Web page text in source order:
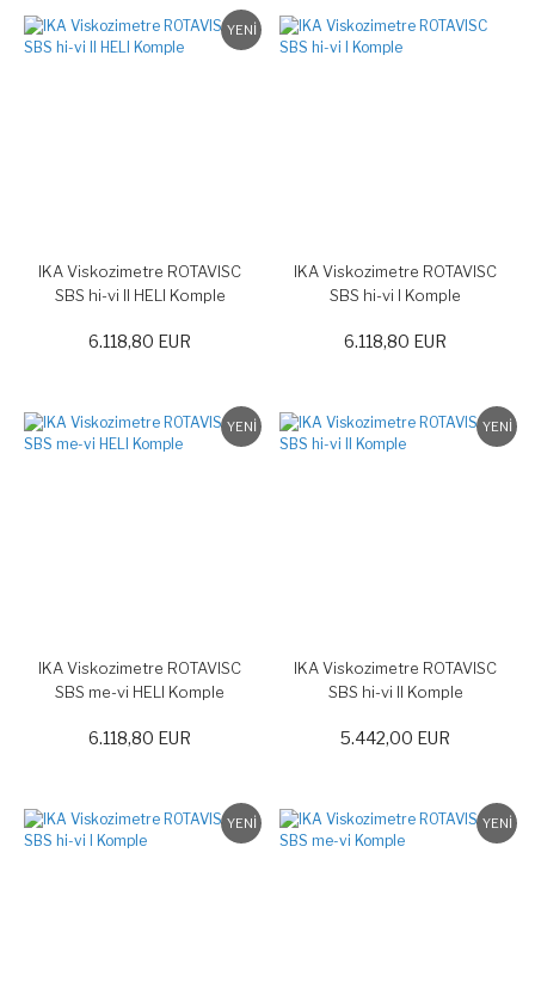
YENİ
IKA Viskozimetre ROTAVISC
SBS hi-vi II HELI Komple
6.118,80 EUR
IKA Viskozimetre ROTAVISC
SBS hi-vi I Komple
6.118,80 EUR
YENİ
IKA Viskozimetre ROTAVISC
SBS me-vi HELI Komple
6.118,80 EUR
YENİ
IKA Viskozimetre ROTAVISC
SBS hi-vi II Komple
5.442,00 EUR
YENİ YENİ